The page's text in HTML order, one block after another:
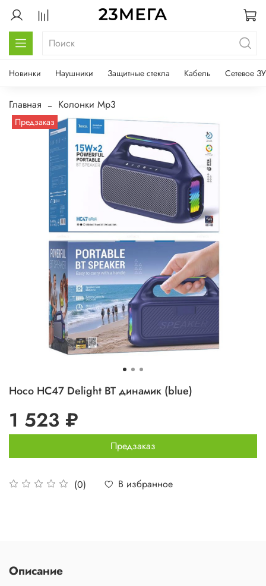
Новинки Наушники Защитные стекла Кабель Сетевое ЗУ
Главная Колонки Mp3
Предзаказ
Hoco HC47 Delight BT динамик (blue)
(0) В избранное
1 523 ₽
Предзаказ
Описание